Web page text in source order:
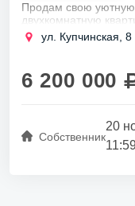
Продам свою
двухкомнатную
Фрунзенском районе
доступности от
собственника!
Квартира...
ул. Купчинская, 8
6 200 000
Собственник
20
11:59